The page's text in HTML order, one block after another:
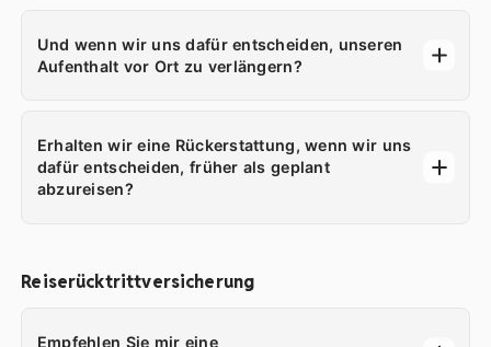
Und wenn wir uns dafür entscheiden, unseren
Aufenthalt vor Ort zu verlängern?
Erhalten wir eine Rückerstattung, wenn wir uns
dafür entscheiden, früher als geplant
abzureisen?
Reiserücktrittversicherung
Empfehlen Sie mir eine